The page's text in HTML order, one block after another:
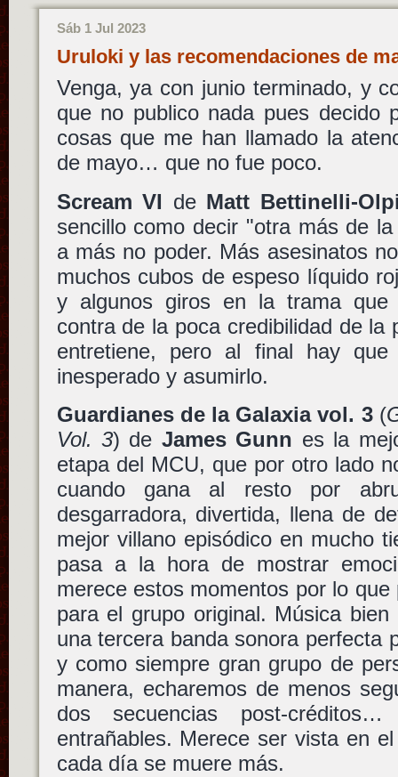
Sáb 1 Jul 2023
Uruloki y las recomendaciones de
Venga, ya con junio terminado, y
que no publico nada pues decido
cosas que me han llamado la
de mayo… que no fue poco.
Scream VI de Matt Bettinelli-
sencillo como decir "otra más de
a más no poder. Más asesinatos
muchos cubos de espeso líquido
y algunos giros en la trama que
contra de la poca credibilidad de la
entretiene, pero al final hay que
inesperado y asumirlo.
Guardianes de la Galaxia vol. 3(
Vol. 3) de James Gunn es la
etapa del MCU, que por otro lado
cuando gana al resto por
desgarradora, divertida, llena de
mejor villano episódico en mucho
pasa a la hora de mostrar
merece estos momentos por lo
para el grupo original. Música bien
una tercera banda sonora perfecta
y como siempre gran grupo de
manera, echaremos de menos
dos secuencias post-
entrañables. Merece ser vista en
cada día se muere más.